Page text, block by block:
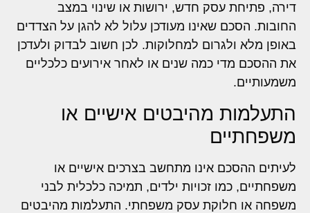
דירה, פתיחת עסק חדש, ירושות או שינוי במצב
החובות. הסכם שאינו מעודכן עלול לא להגן על הצדדים
באופן מלא ולגרום למחלוקות. לכן חשוב לבדוק ולעדכן
את ההסכם מדי כמה שנים או לאחר אירועים כלכליים
משמעותיים.
התעלמות מהיבטים אישיים או
משפחתיים
לעיתים ההסכם אינו מתחשב בצרכים אישיים או
משפחתיים, כמו זכויות ילדים, תמיכה כלכלית לבני
משפחה או חלוקת עסק משפחתי. התעלמות מהיבטים